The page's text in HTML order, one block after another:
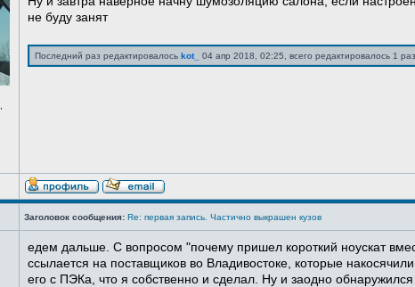
не буду занят
Последний раз редактировалось kot_ 04 апр 2018, 02:25, всего редактировалось 1 раз.
Заголовок сообщения: Re: первая запись. Частично выкрашен кузов
едем дальше. С вопросом "почему пришел короткий ноускат
ссылается на поставщиков во Владивостоке, которые
его с ПЭКа, что я собственно и сделал. Ну и заодно